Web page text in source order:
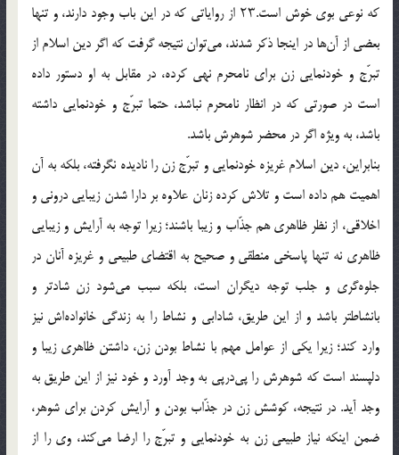
که نوعی بوی خوش است.۲۳ از روایاتی که در این باب وجود دارند، و تنها
بعضی از آن‌ها در اینجا ذکر شدند، می‌توان نتیجه گرفت که اگر دین اسلام از
تبرّج و خودنمایی زن برای نامحرم نهی کرده، در مقابل به او دستور داده
است در صورتی که در انظار نامحرم نباشد، حتما تبرّج و خودنمایی داشته
باشد، به ویژه اگر در محضر شوهرش باشد.
بنابراین، دین اسلام غریزه خودنمایی و تبرّج زن را نادیده نگرفته، بلکه به آن
اهمیت هم داده است و تلاش کرده زنان علاوه بر دارا شدن زیبایی درونی و
اخلاقی، از نظر ظاهری هم جذّاب و زیبا باشند؛ زیرا توجه به آرایش و زیبایی
ظاهری نه تنها پاسخی منطقی و صحیح به اقتضای طبیعی و غریزه آنان در
جلوه‌گری و جلب توجه دیگران است، بلکه سبب می‌شود زن شادتر و
بانشاطتر باشد و از این طریق، شادابی و نشاط را به زندگی خانواده‌اش نیز
وارد کند؛ زیرا یکی از عوامل مهم با نشاط بودن زن، داشتن ظاهری زیبا و
دلپسند است که شوهرش را پی‌درپی به وجد آورد و خود نیز از این طریق به
وجد آید. در نتیجه، کوشش زن در جذّاب بودن و آرایش کردن برای شوهر،
ضمن اینکه نیاز طبیعی زن به خودنمایی و تبرّج را ارضا می‌کند، وی را از